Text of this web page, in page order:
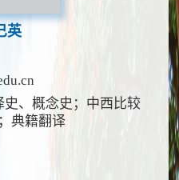
英
史、概念史；中西比较
典籍翻译